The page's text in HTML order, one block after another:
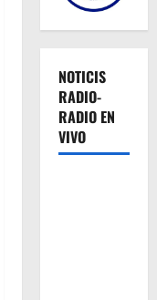
NOTICIS
RADIO-
RADIO EN
VIVO